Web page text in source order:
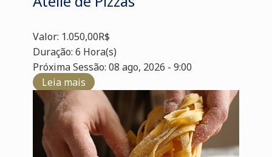
Valor: 1.050,00R$
Duração: 6 Hora(s)
Próxima Sessão: 08 ago, 2026 - 9:00
Leia mais